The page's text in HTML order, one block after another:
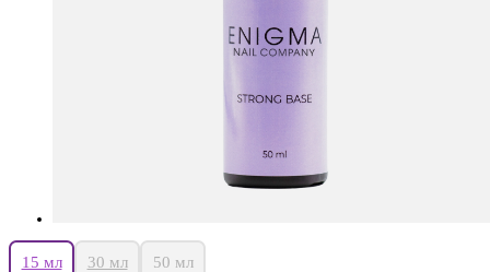
15 мл 30 мл 50 мл